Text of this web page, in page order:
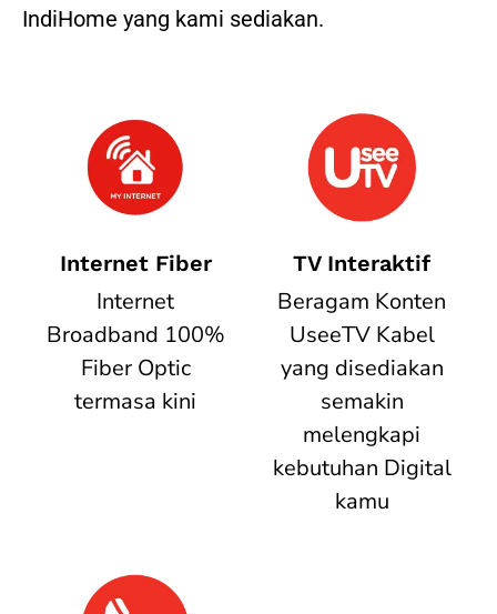
IndiHome yang kami sediakan.
Internet Fiber
Internet
Broadband 100%
Fiber Optic
termasa kini
TV Interaktif
Beragam Konten
UseeTV Kabel
yang disediakan
semakin
melengkapi
kebutuhan Digital
kamu